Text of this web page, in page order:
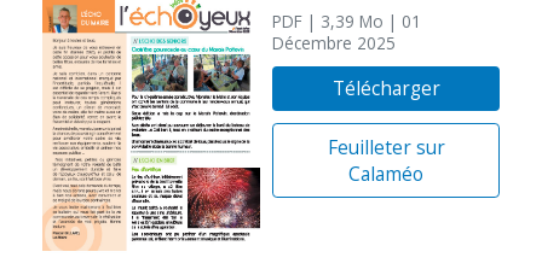
PDF | 3,39 Mo | 01
Décembre 2025
Télécharger
Feuilleter sur
Calaméo